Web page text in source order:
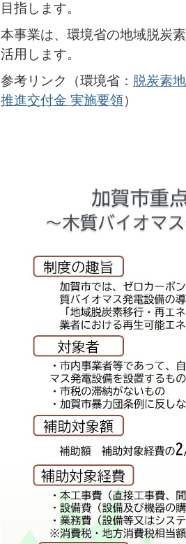
目指します。
本事業は、環境省の地域脱炭
活用します。
参考リンク（環境省： 脱炭素
推進交付金 実施要領）